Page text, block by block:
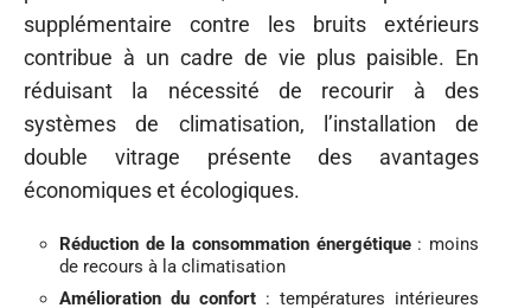
supplémentaire contre les bruits extérieurs
contribue à un cadre de vie plus paisible. En
réduisant la nécessité de recourir à des
systèmes de climatisation, l’installation de
double vitrage présente des avantages
économiques et écologiques.
Réduction de la consommation énergétique: moins
de recours à la climatisation
Amélioration du confort : températures intérieures